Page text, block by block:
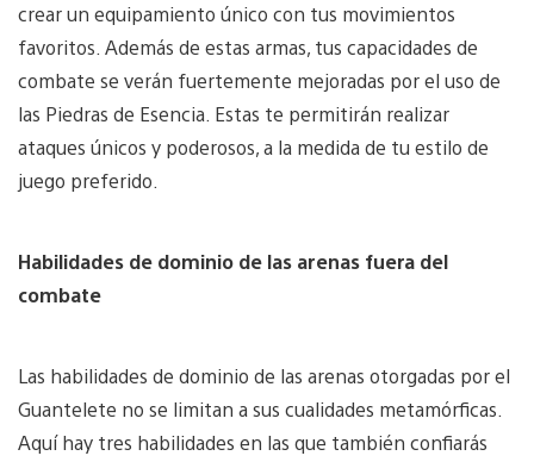
crear un equipamiento único con tus movimientos
favoritos. Además de estas armas, tus capacidades de
combate se verán fuertemente mejoradas por el uso de
las Piedras de Esencia. Estas te permitirán realizar
ataques únicos y poderosos, a la medida de tu estilo de
juego preferido.
Habilidades de dominio de las arenas fuera del
combate
Las habilidades de dominio de las arenas otorgadas por el
Guantelete no se limitan a sus cualidades metamórficas.
Aquí hay tres habilidades en las que también confiarás